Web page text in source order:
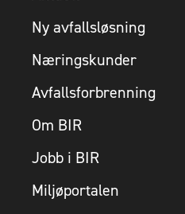
Ny avfallsløsning
Næringskunder
Avfallsforbrenning
Om BIR
Jobb i BIR
Miljøportalen